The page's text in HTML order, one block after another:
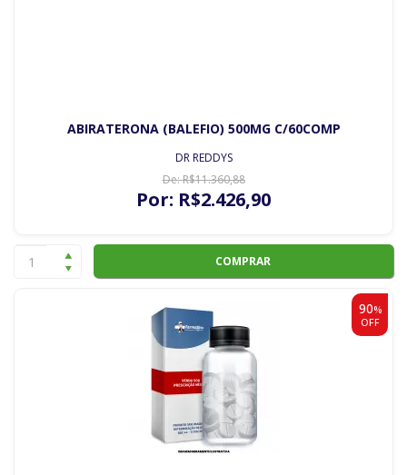
ABIRATERONA (BALEFIO) 500MG C/60COMP
DR REDDYS
De:R$11.360,88
Por: R$2.426,90
COMPRAR
90%
OFF